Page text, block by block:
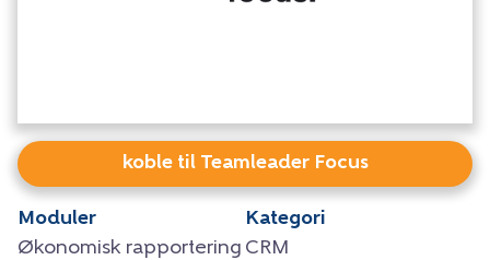
koble til Teamleader Focus
Moduler
Økonomisk rapportering
Kategori
CRM